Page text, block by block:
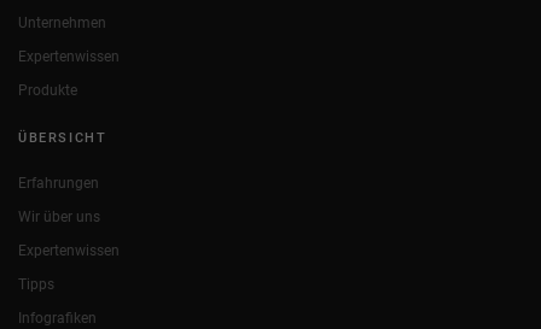
Unternehmen
Expertenwissen
Produkte
ÜBERSICHT
Erfahrungen
Wir über uns
Expertenwissen
Tipps
Infografiken